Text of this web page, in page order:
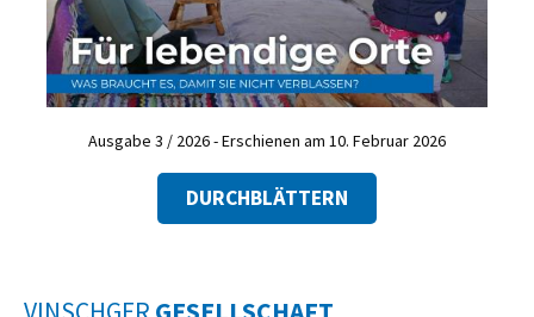
Ausgabe 3 / 2026 - Erschienen am 10. Februar 2026
DURCHBLÄTTERN